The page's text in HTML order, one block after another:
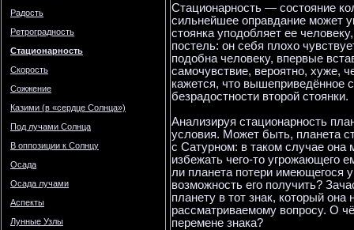
Радость
Ретроградность
Стационарность
Скорость
Сожжение
Казими (в «сердце Солнца»)
Под лучами Солнца
В оппозиции к Солнцу
Осада
Осада лучами
Аспекты
Лунные Узлы
Стационарность — состояние
сильнейшее оправдание может
стоянка уподобляет ее
постель: он себя плохо
подобна человеку, впервые
самочувствие, вероятно, хуже,
кажется, что вышеприведённое
безрадостности второй стоянки.
Анализируя стационарность
условия. Может быть, планета
с Сатурном: в таком случае она
избежать чего-то угрожающего
ли планета потери имеющегося
возможность его получить?
планету в тот знак, который
рассматриваемому вопросу. О
перемене знака?